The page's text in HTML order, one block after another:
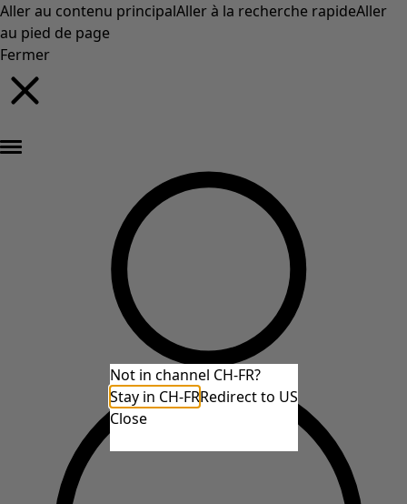
Aller au contenu principalAller à la recherche rapideAller
au pied de page
Fermer
Not in channel CH-FR?
Stay in CH-FRRedirect to US
Close